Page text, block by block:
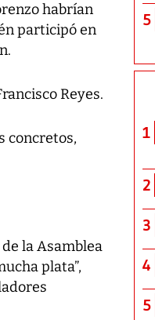
habrían
participó en
Reyes.
concretos,
la Asamblea
plata”,
5
1
2
3
4
5